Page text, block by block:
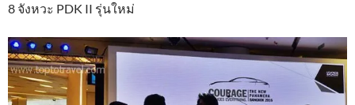
8 จังหวะ PDK II รุ่นใหม่